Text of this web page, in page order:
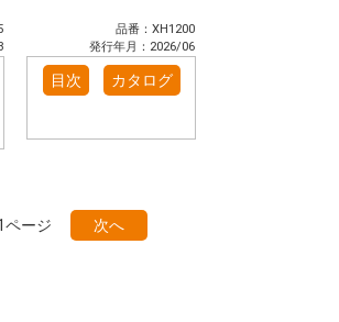
品番：XH1200
発行年月：2026/06
目次 カタログ
ージ 次へ